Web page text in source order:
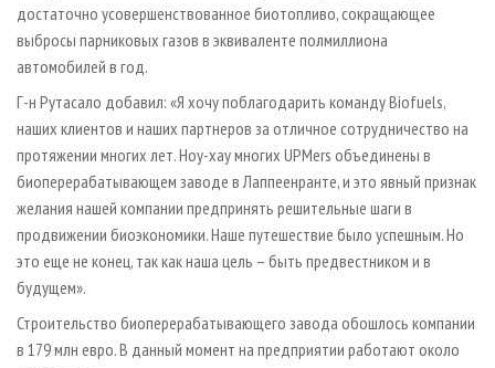
достаточно усовершенствованное биотопливо, сокращающее
выбросы парниковых газов в эквиваленте полмиллиона
автомобилей в год.
Г-н Рутасало добавил: «Я хочу поблагодарить команду Biofuels,
наших клиентов и наших партнеров за отличное сотрудничество на
протяжении многих лет. Ноу-хау многих UPMers объединены в
биоперерабатывающем заводе в Лаппеенранте, и это явный признак
желания нашей компании предпринять решительные шаги в
продвижении биоэкономики. Наше путешествие было успешным. Но
это еще не конец, так как наша цель – быть предвестником и в
будущем».
Строительство биоперерабатывающего завода обошлось компании
в 179 млн евро. В данный момент на предприятии работают около